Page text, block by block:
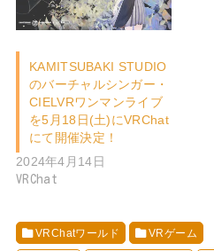
KAMITSUBAKI STUDIO
のバーチャルシンガー・
CIELVRワンマンライブ
を5月18日(土)にVRChat
にて開催決定！
2024年4月14日
VRChat
VRChatワールド VRゲーム